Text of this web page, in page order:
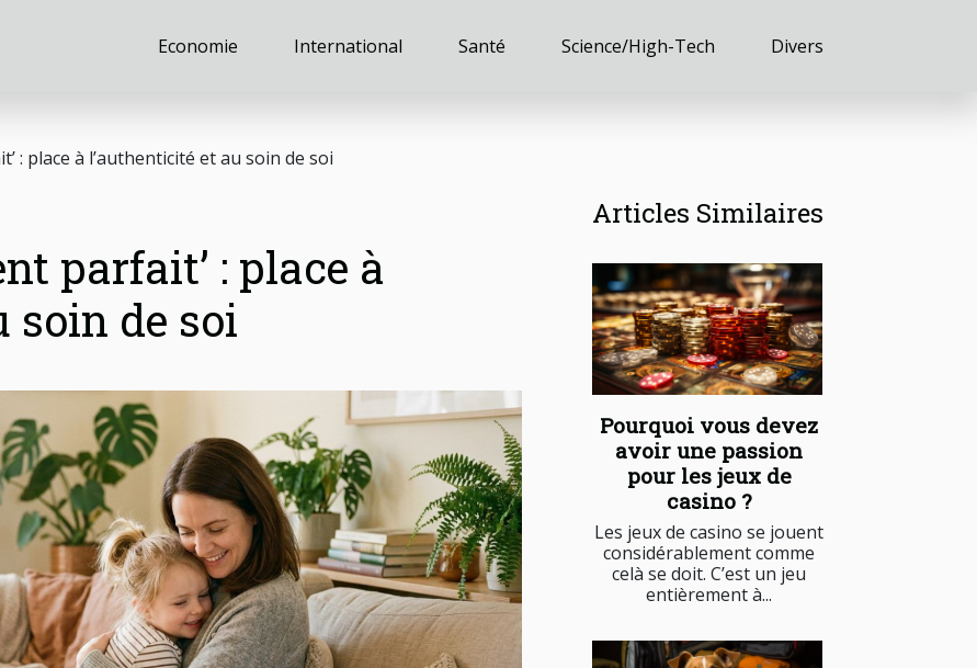
Economie International Santé Science/High-Tech Divers
: place à l’authenticité et au soin de soi
parfait’ : place à
soin de soi
Articles Similaires
Pourquoi vous devez
avoir une passion
pour les jeux de
casino ?
Les jeux de casino se jouent
considérablement comme
celà se doit. C’est un jeu
entièrement à...